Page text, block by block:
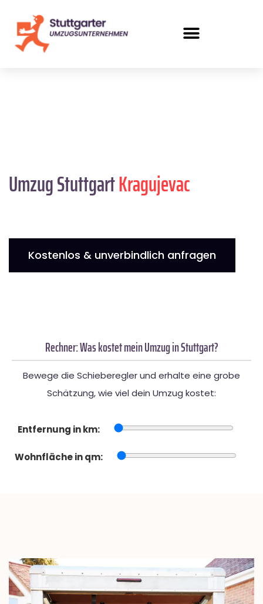
Umzug StuttgartKragujevac
Kostenlos & unverbindlich anfragen
Rechner: Was kostet mein Umzug in Stuttgart?
Bewege die Schieberegler und erhalte eine grobe
Schätzung, wie viel dein Umzug kostet:
Entfernung in km:
Wohnfläche in qm: